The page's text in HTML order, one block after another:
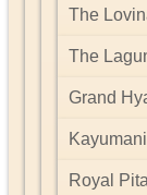
The
The
Grand
Royal